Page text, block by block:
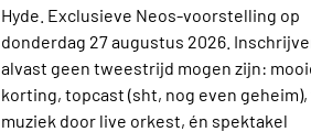
Hyde. Exclusieve Neos-voorstelling op
donderdag 27 augustus 2026.
alvast geen tweestrijd mogen zijn:
korting, topcast (sht, nog even
muziek door live orkest, én spektakel